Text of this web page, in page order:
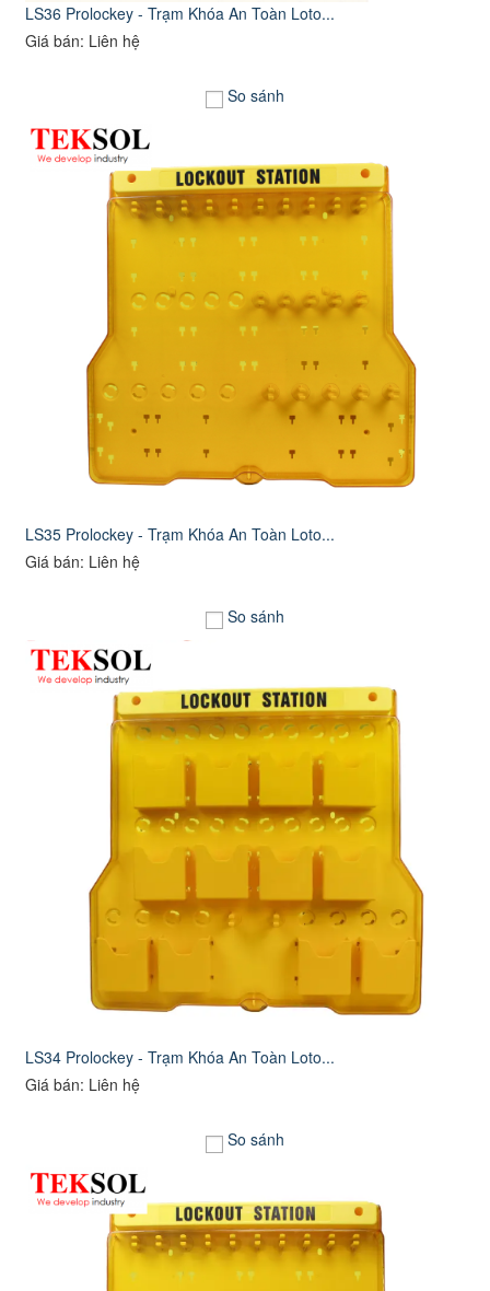
LS36 Prolockey - Trạm Khóa An Toàn Loto...
Giá bán: Liên hệ
So sánh
LS35 Prolockey - Trạm Khóa An Toàn Loto...
Giá bán: Liên hệ
So sánh
LS34 Prolockey - Trạm Khóa An Toàn Loto...
Giá bán: Liên hệ
So sánh